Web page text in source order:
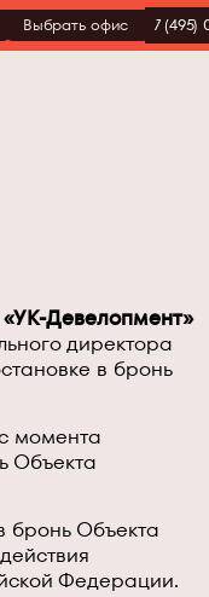
Выбрать офис +7
Девелопмент»
директора
в бронь
момента
Объекта
бронь Объекта
Федерации.